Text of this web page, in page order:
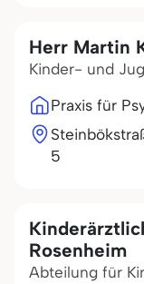
Herr Martin
Kinder- und
Praxis für
5
Rosenheim
Abteilung für